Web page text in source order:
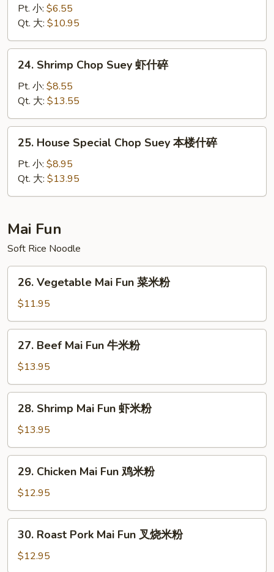
Chop
Suey
菜
什
Pt. 小: $6.55
Qt. 大: $10.95
Shrimp
Chop
Suey
虾
什
24. Shrimp Chop Suey 虾什碎
Pt. 小: $8.55
Qt. 大: $13.55
House
Special
Chop
Suey
楼
什
碎
25. House Special Chop Suey 本楼什碎
Pt. 小: $8.95
Qt. 大: $13.95
Mai Fun
Soft Rice Noodle
Vegetable
Mai
Fun
菜
26. Vegetable Mai Fun 菜米粉
$11.95
Beef
Mai
Fun
牛
27. Beef Mai Fun 牛米粉
$13.95
Shrimp
Mai
Fun
虾
28. Shrimp Mai Fun 虾米粉
$13.95
Chicken
Mai
Fun
鸡
29. Chicken Mai Fun 鸡米粉
$12.95
Roast
Pork
30. Roast Pork Mai Fun 叉烧米粉
$12.95